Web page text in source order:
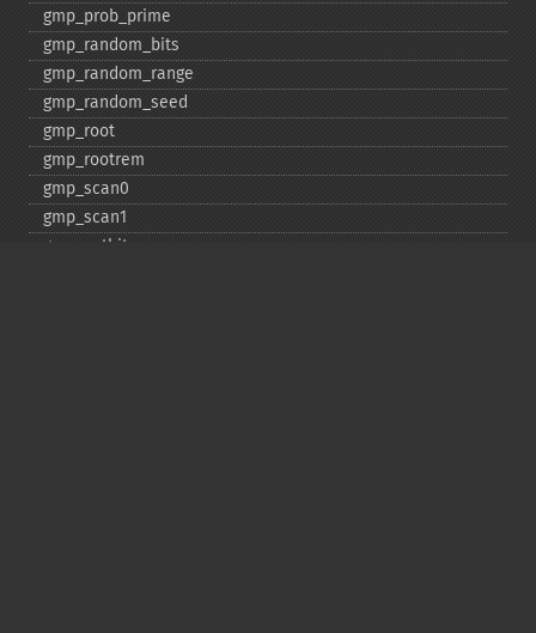
gmp_​prob_​prime
gmp_​random_​bits
gmp_​random_​range
gmp_​random_​seed
gmp_​root
gmp_​rootrem
gmp_​scan0
gmp_​scan1
gmp_​setbit